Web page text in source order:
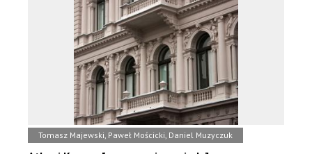
Tomasz Majewski, Paweł Mościcki, Daniel Muzyczuk